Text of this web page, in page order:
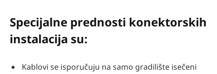
Specijalne prednosti konektorskih
instalacija su:
Kablovi se isporučuju na samo gradilište isečeni